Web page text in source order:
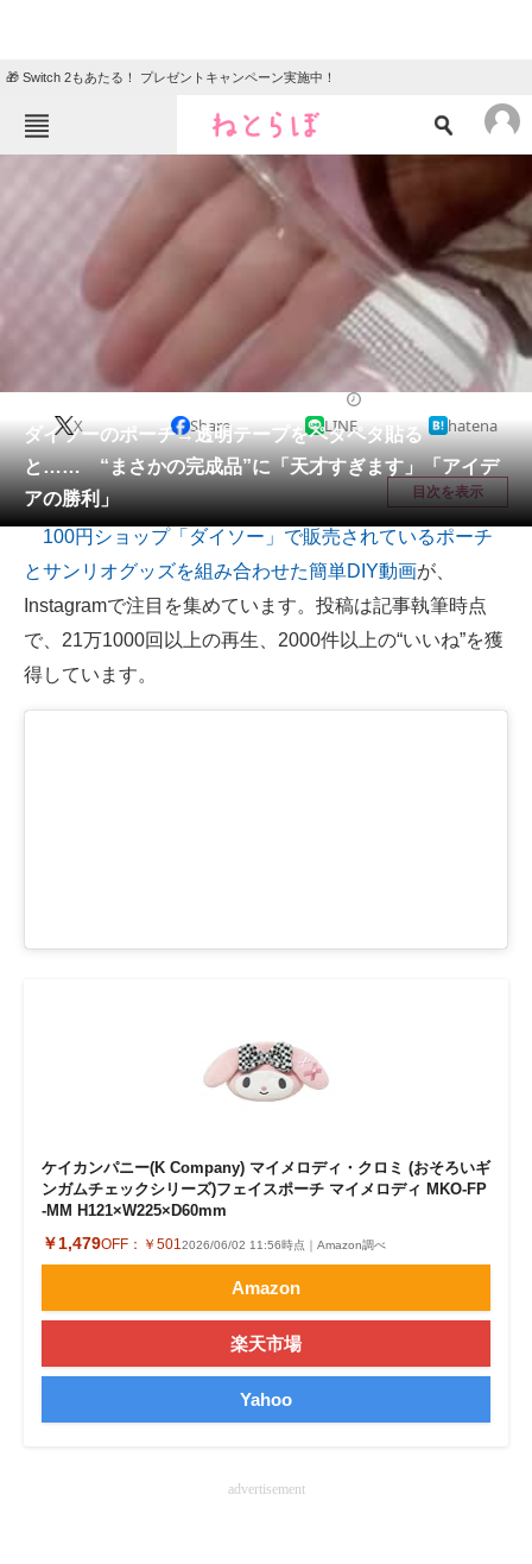
🎁 Switch 2もあたる！ プレゼントキャンペーン実施中！
ねとらぼメニュー
ニュース
クイズ
地域
教育・育児
リサーチ
会員記事
メディア
注目記事を集めた総合ページ
ITの今と未来を見通す
スマホと通信の最新トレンド
進化するPCとデバイスの未来
ITエンジニア向け専門サイト
企業向けIT製品の総合サイト
製造業のIT導入・活用を支援
モノづくり技術者専門サイト
エレクトロニクス専門サイト
ダイソーのポーチ→透明テープをペタペタ貼る
と…… “まさかの完成品”に「天才すぎます」「アイデ
アの勝利」
X Share LINE hatena
目次を表示
100円ショップ「ダイソー」で販売されているポーチ
とサンリオグッズを組み合わせた簡単DIY動画が、
Instagramで注目を集めています。投稿は記事執筆時点
で、21万1000回以上の再生、2000件以上の“いいね”を獲
得しています。
ケイカンパニー(K Company) マイメロディ・クロミ (おそろいギ
ンガムチェックシリーズ)フェイスポーチ マイメロディ MKO-FP
-MM H121×W225×D60mm
￥1,479OFF： ￥5012026/06/02 11:56時点｜Amazon調べ
Amazon
楽天市場
Yahoo
advertisement